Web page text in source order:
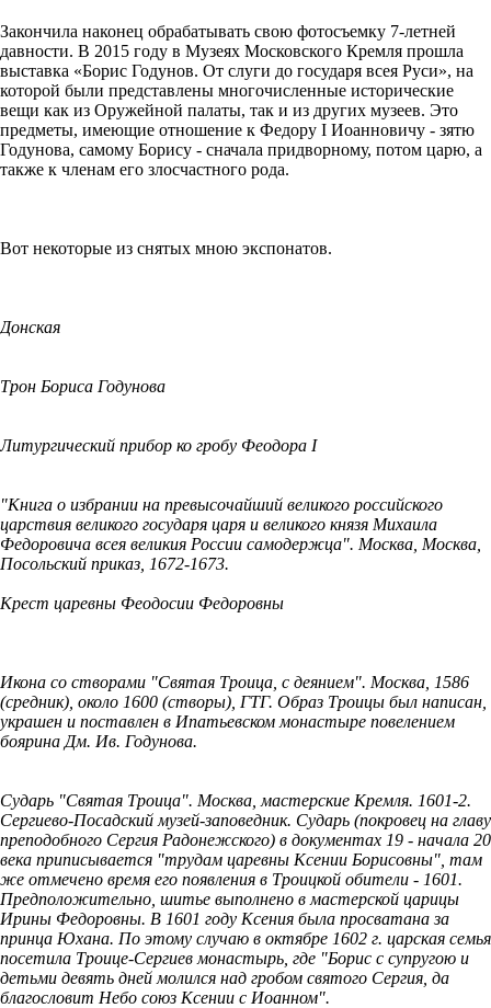
Закончила наконец обрабатывать свою фотосъемку 7-летней
давности. В 2015 году в Музеях Московского Кремля прошла
выставка «Борис Годунов. От слуги до государя всея Руси», на
которой были представлены многочисленные исторические
вещи как из Оружейной палаты, так и из других музеев. Это
предметы, имеющие отношение к Федору I Иоанновичу - зятю
Годунова, самому Борису - сначала придворному, потом царю, а
также к членам его злосчастного рода.
Вот некоторые из снятых мною экспонатов.
Донская
Трон Бориса Годунова
Литургический прибор ко гробу Феодора I
"Книга о избрании на превысочайший великого российского
царствия великого государя царя и великого князя Михаила
Федоровича всея великия России самодержца". Москва, Москва,
Посольский приказ, 1672-1673.
Крест царевны Феодосии Федоровны
Икона со створами "Святая Троица, с деянием". Москва, 1586
(средник), около 1600 (створы), ГТГ. Образ Троицы был написан,
украшен и поставлен в Ипатьевском монастыре повелением
боярина Дм. Ив. Годунова.
Сударь "Святая Троица". Москва, мастерские Кремля. 1601-2.
Сергиево-Посадский музей-заповедник. Сударь (покровец на главу
преподобного Сергия Радонежского) в документах 19 - начала 20
века приписывается "трудам царевны Ксении Борисовны", там
же отмечено время его появления в Троицкой обители - 1601.
Предположительно, шитье выполнено в мастерской царицы
Ирины Федоровны. В 1601 году Ксения была просватана за
принца Юхана. По этому случаю в октябре 1602 г. царская семья
посетила Троице-Сергиев монастырь, где "Борис с супругою и
детьми девять дней молился над гробом святого Сергия, да
благословит Небо союз Ксении с Иоанном".